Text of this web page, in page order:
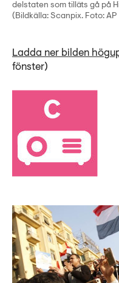
delstaten som tilläts gå på
(Bildkälla: Scanpix. Foto:
Ladda ner bilden
fönster)